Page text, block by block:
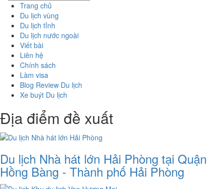
Trang chủ
Du lịch vùng
Du lịch tỉnh
Du lịch nước ngoài
Viết bài
Liên hệ
Chính sách
Làm visa
Blog Review Du lịch
Xe buýt Du lịch
Địa điểm đề xuất
Du lịch Nhà hát lớn Hải Phòng tại Quận
Hồng Bàng - Thành phố Hải Phòng